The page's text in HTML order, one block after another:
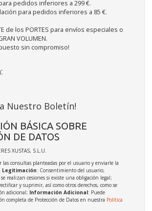
pedidos inferiores a 299 €.
para pedidos inferiores a 85 €.
de los PORTES para envíos especiales o
VOLUMEN.
sin compromiso!
Nuestro Boletín!
BÁSICA SOBRE
DE DATOS
XUSTAS, S.L.U.
las consultas planteadas por el usuario y enviarle la
Legitimación: Consentimiento del usuario;
se realizan cesiones si existe una obligación legal;
y suprimir, así como otros derechos, como se
adicional; Información Adicional: Puede
completa de Protección de Datos en nuestra Política